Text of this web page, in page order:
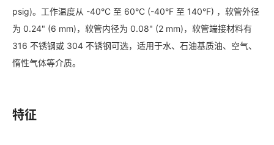
psig)。工作温度从 -40°C 至 60°C (-40°F 至 140°F) ，软管外径
为 0.24" (6 mm)，软管内径为 0.08" (2 mm)，软管端接材料有
316 不锈钢或 304 不锈钢可选，适用于水、石油基质油、空气、
惰性气体等介质。
特征